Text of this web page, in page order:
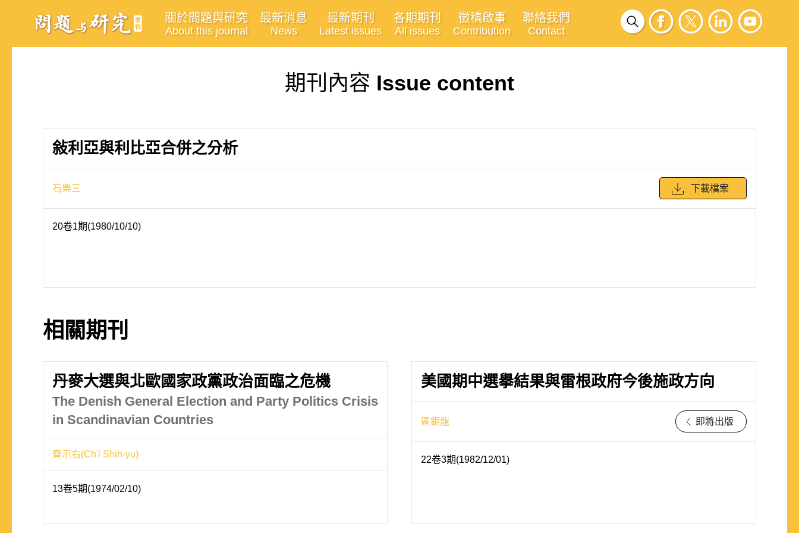
關於問題與研究
About this journal
最新消息
News
最新期刊
Latest issues
各期期刊
All issues
徵稿啟事
Contribution
聯絡我們
Contact
期刊內容 Issue content
敍利亞與利比亞合併之分析
石樂三 下載檔案
20卷1期(1980/10/10)
相關期刊
丹麥大選與北歐國家政黨政治面臨之危機
The Denish General Election and Party Politics Crisis
in Scandinavian Countries
齊示右(Ch'i Shih-yu)
13卷5期(1974/02/10)
美國期中選擧結果與雷根政府今後施政方向
區鉅龍 即將出版
22卷3期(1982/12/01)